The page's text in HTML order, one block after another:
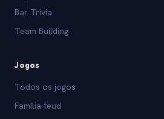
Bar Trivia
Team Building
Jogos
Todos os jogos
Família feud